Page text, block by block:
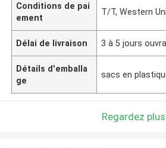
Conditions de pai
ement
T/T, Western
Délai de livraison 3 à 5 jours
Détails d'emballa
ge
sacs en
Regardez plus